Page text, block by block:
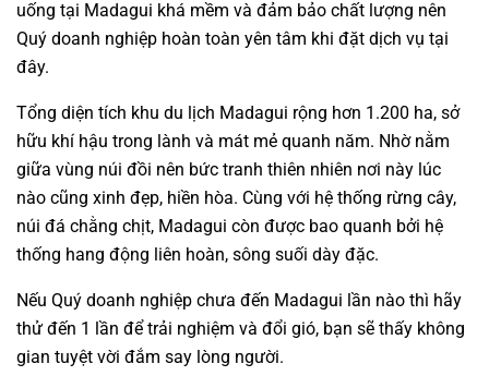
uống tại Madagui khá mềm và đảm bảo chất lượng nên
Quý doanh nghiệp hoàn toàn yên tâm khi đặt dịch vụ tại
đây.
Tổng diện tích khu du lịch Madagui rộng hơn 1.200 ha, sở
hữu khí hậu trong lành và mát mẻ quanh năm. Nhờ nằm
giữa vùng núi đồi nên bức tranh thiên nhiên nơi này lúc
nào cũng xinh đẹp, hiền hòa. Cùng với hệ thống rừng cây,
núi đá chằng chịt, Madagui còn được bao quanh bởi hệ
thống hang động liên hoàn, sông suối dày đặc.
Nếu Quý doanh nghiệp chưa đến Madagui lần nào thì hãy
thử đến 1 lần để trải nghiệm và đổi gió, bạn sẽ thấy không
gian tuyệt vời đắm say lòng người.